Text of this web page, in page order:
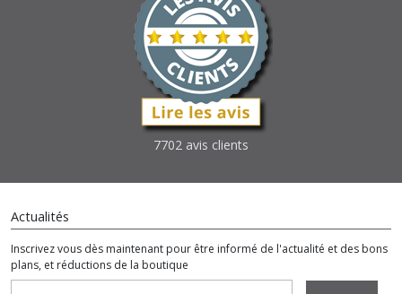
7702 avis clients
Actualités
Inscrivez vous dès maintenant pour être informé de l'actualité et des bons
plans, et réductions de la boutique